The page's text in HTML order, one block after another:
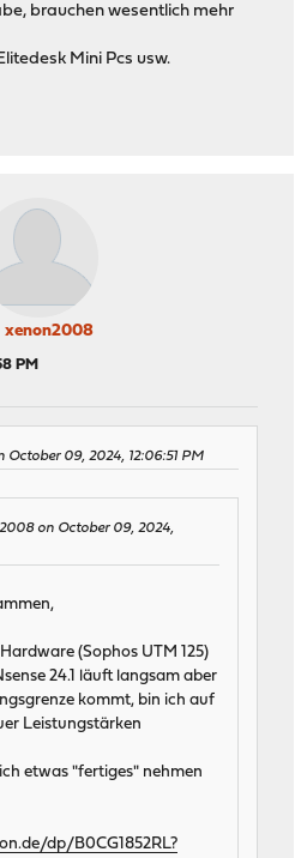
brauchen wesentlich mehr
Mini Pcs usw.
xenon2008
PM
09, 2024, 12:06:51 PM
on October 09, 2024,
(Sophos UTM 125)
24.1 läuft langsam aber
kommt, bin ich auf
Leistungstärken
etwas "fertiges" nehmen
dp/B0CG1852RL?